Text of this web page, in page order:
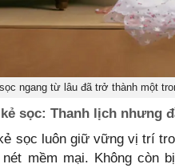
ngang từ lâu đã trở thành một
sọc: Thanh lịch nhưng
sọc luôn giữ vững vị trí
nét mềm mại. Không còn